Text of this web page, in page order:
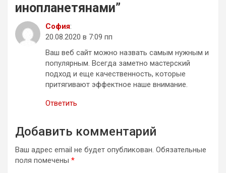
инопланетянами”
София:
20.08.2020 в 7:09 пп
Ваш веб сайт можно назвать самым нужным и
популярным. Всегда заметно мастерский
подход и еще качественность, которые
притягивают эффектное наше внимание.
Ответить
Добавить комментарий
Ваш адрес email не будет опубликован. Обязательные
поля помечены *